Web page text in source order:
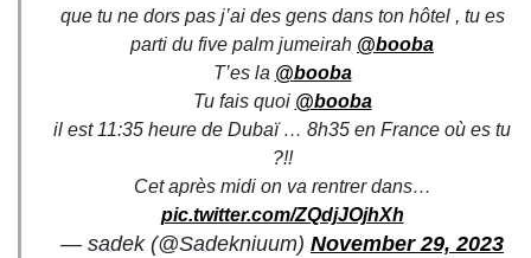
que tu ne dors pas j’ai des gens dans ton hôtel , tu es
parti du five palm jumeirah @booba
T’es la @booba
Tu fais quoi @booba
il est 11:35 heure de Dubaï … 8h35 en France où es tu
?!!
Cet après midi on va rentrer dans…
pic.twitter.com/ZQdjJOjhXh
— sadek (@Sadekniuum) November 29, 2023